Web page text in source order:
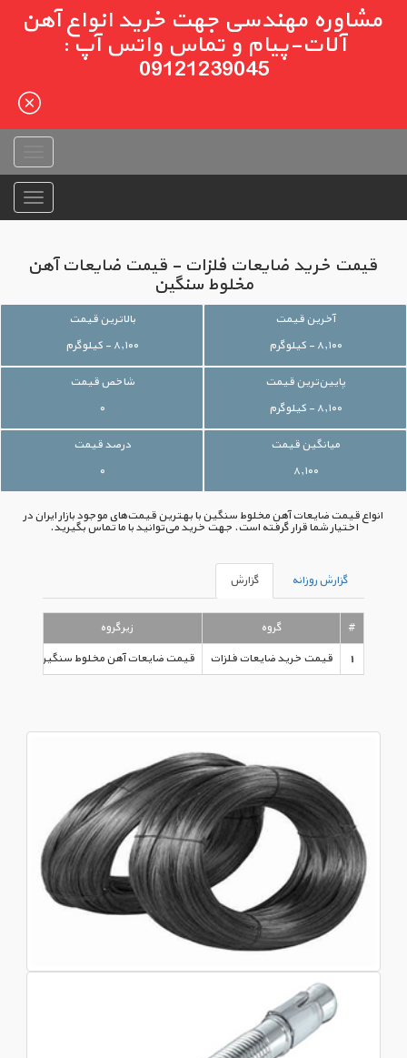
مشاوره مهندسی جهت خرید انواع آهن
آلات-پیام و تماس واتس آپ :
09121239045
قیمت خرید ضایعات فلزات - قیمت ضایعات آهن
مخلوط سنگین
آخرین قیمت
۸,۱۰۰ - کیلوگرم
بالاترین قیمت
۸,۱۰۰ - کیلوگرم
پایین‌ترین قیمت
۸,۱۰۰ - کیلوگرم
شاخص قیمت
۰
میانگین قیمت
۸,۱۰۰
درصد قیمت
۰
انواع قیمت ضایعات آهن مخلوط سنگین با بهترین قیمت‌های موجود بازار ایران در
اختیار شما قرار گرفته است. جهت خرید می‌توانید با ما تماس بگیرید.
گزارش روزانه گزارش
# گروه زیرگروه
1
قیمت خرید ضایعات فلزات قیمت ضایعات آهن مخلوط سنگین